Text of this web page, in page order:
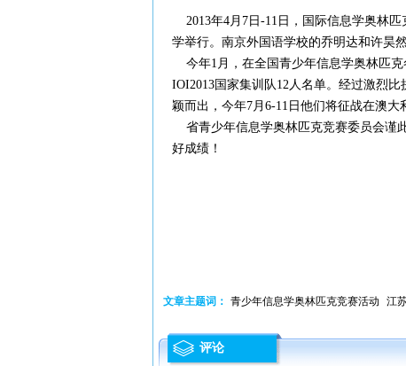
2013年4月7日-11日，国际信息学奥林匹
学举行。南京外国语学校的乔明达和许昊
今年1月，在全国青少年信息学奥林匹
IOI2013国家集训队12人名单。经过激烈
颖而出，今年7月6-11日他们将征战在澳大
省青少年信息学奥林匹克竞赛委员会谨
好成绩！
文章主题词： 青少年信息学奥林匹克竞赛活动 江
评论